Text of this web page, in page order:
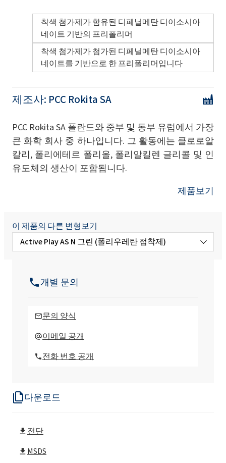
다운로드
전단
MSDS
착색 첨가제가 함유된 디페닐메탄 디이소시아
네이트 기반의 프리폴리머
착색 첨가제가 첨가된 디페닐메탄 디이소시아
네이트를 기반으로 한 프리폴리머입니다
제조사: PCC Rokita SA
PCC Rokita SA 폴란드와 중부 및 동부 유럽에서 가장
큰 화학 회사 중 하나입니다. 그 활동에는 클로로알
칼리, 폴리에테르 폴리올, 폴리알킬렌 글리콜 및 인
유도체의 생산이 포함됩니다.
제품보기
이 제품의 다른 변형보기
Active Play AS N 그린 (폴리우레탄 접착제)
Active Play AS H 8009 (폴리우레탄 접착제)
Active Play AS H 8018 (폴리우레탄 접착제)
개별 문의
문의 양식
이메일 공개
전화 번호 공개